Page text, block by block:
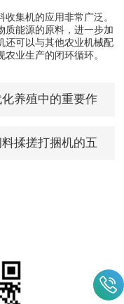
集机的应用非常广泛。
质能源的原料，进一步加
还可以与其他农业机械配
业生产的闭环循环。
养殖中的重要作
揉搓打捆机的五